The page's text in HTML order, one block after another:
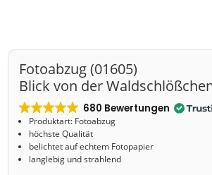
Fotoabzug (01605)
Blick von der
680 Bewertungen
Produktart: Fotoabzug
höchste Qualität
belichtet auf echtem Fotopapier
langlebig und strahlend